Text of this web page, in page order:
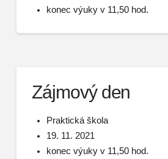
konec výuky v 11,50 hod.
Zájmový den
Praktická škola
19. 11. 2021
konec výuky v 11,50 hod.